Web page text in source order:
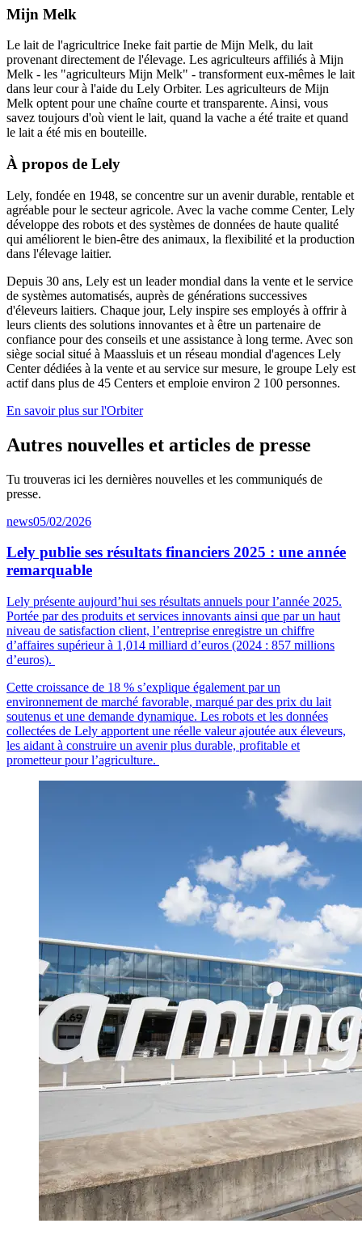
Mijn Melk
Le lait de l'agricultrice Ineke fait partie de Mijn Melk, du lait
provenant directement de l'élevage. Les agriculteurs affiliés à Mijn
Melk - les "agriculteurs Mijn Melk" - transforment eux-mêmes le lait
dans leur cour à l'aide du Lely Orbiter. Les agriculteurs de Mijn
Melk optent pour une chaîne courte et transparente. Ainsi, vous
savez toujours d'où vient le lait, quand la vache a été traite et quand
le lait a été mis en bouteille.
À propos de Lely
Lely, fondée en 1948, se concentre sur un avenir durable, rentable et
agréable pour le secteur agricole. Avec la vache comme Center, Lely
développe des robots et des systèmes de données de haute qualité
qui améliorent le bien-être des animaux, la flexibilité et la production
dans l'élevage laitier.
Depuis 30 ans, Lely est un leader mondial dans la vente et le service
de systèmes automatisés, auprès de générations successives
d'éleveurs laitiers. Chaque jour, Lely inspire ses employés à offrir à
leurs clients des solutions innovantes et à être un partenaire de
confiance pour des conseils et une assistance à long terme. Avec son
siège social situé à Maassluis et un réseau mondial d'agences Lely
Center dédiées à la vente et au service sur mesure, le groupe Lely est
actif dans plus de 45 Centers et emploie environ 2 100 personnes.
En savoir plus sur l'Orbiter
Autres nouvelles et articles de presse
Tu trouveras ici les dernières nouvelles et les communiqués de
presse.
news05/02/2026
Lely publie ses résultats financiers 2025 : une année
remarquable
Lely présente aujourd’hui ses résultats annuels pour l’année 2025.
Portée par des produits et services innovants ainsi que par un haut
niveau de satisfaction client, l’entreprise enregistre un chiffre
d’affaires supérieur à 1,014 milliard d’euros (2024 : 857 millions
d’euros).
Cette croissance de 18 % s’explique également par un
environnement de marché favorable, marqué par des prix du lait
soutenus et une demande dynamique. Les robots et les données
collectées de Lely apportent une réelle valeur ajoutée aux éleveurs,
les aidant à construire un avenir plus durable, profitable et
prometteur pour l’agriculture.